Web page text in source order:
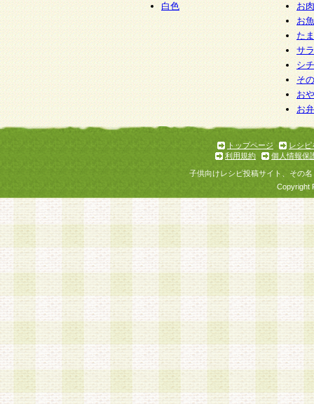
白色
お
お
た
サ
シ
そ
お
お
トップページ
レシピ
利用規約
個人情報保
子供向けレシピ投稿サイト、その
Copyright